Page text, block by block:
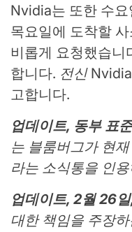
Nvidia는 또한 수요
목요일에 도착할
비롭게 요청했습니
합니다. 전신Nvidia
고합니다.
업데이트, 동부 표
는 블룸버그가 현
라는 소식통을 인
업데이트, 2월 26
대한 책임을 주장